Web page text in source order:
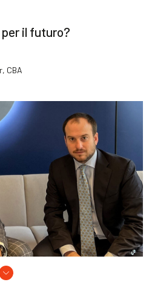
per il futuro?
CBA